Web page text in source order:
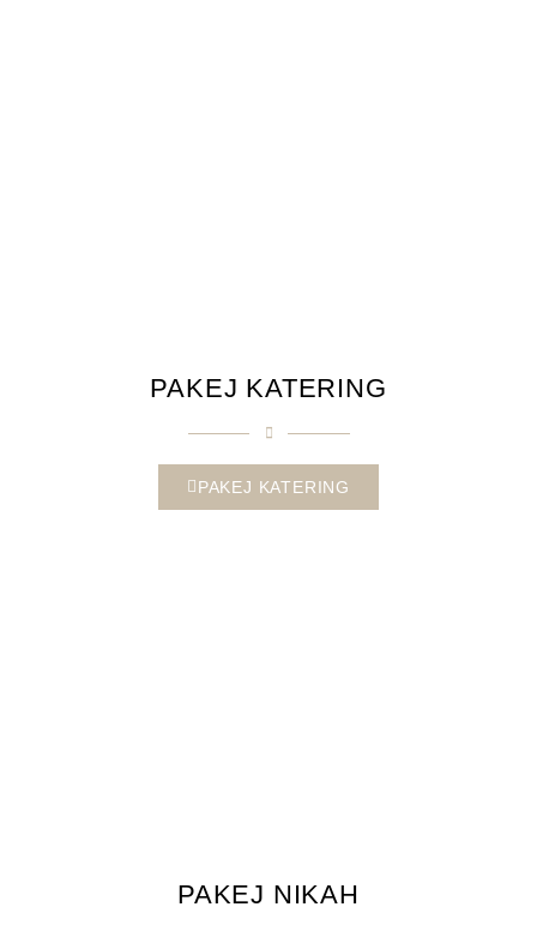
PAKEJ KATERING
PAKEJ KATERING
PAKEJ NIKAH